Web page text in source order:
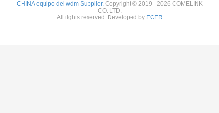
CHINA equipo del wdm Supplier. Copyright © 2019 - 2026 COMELINK
CO.,LTD.
All rights reserved. Developed by ECER